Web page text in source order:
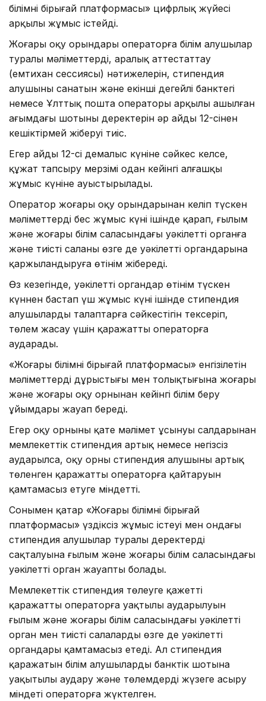
білімнің бірыңғай платформасы» цифрлық жүйесі
арқылы жұмыс істейді.
Жоғары оқу орындары операторға білім алушылар
туралы мәліметтерді, аралық аттестаттау
(емтихан сессиясы) нәтижелерін, стипендия
алушының санатын және екінші деңгейлі банктегі
немесе Ұлттық пошта операторы арқылы ашылған
ағымдағы шотының деректерін әр айдың 12-сінен
кешіктірмей жіберуі тиіс.
Егер айдың 12-сі демалыс күніне сәйкес келсе,
құжат тапсыру мерзімі одан кейінгі алғашқы
жұмыс күніне ауыстырылады.
Оператор жоғары оқу орындарынан келіп түскен
мәліметтерді бес жұмыс күні ішінде қарап, ғылым
және жоғары білім саласындағы уәкілетті органға
және тиісті саланың өзге де уәкілетті органдарына
қаржыландыруға өтінім жібереді.
Өз кезегінде, уәкілетті органдар өтінім түскен
күннен бастап үш жұмыс күні ішінде стипендия
алушылардың талаптарға сәйкестігін тексеріп,
төлем жасау үшін қаражатты операторға
аударады.
«Жоғары білімнің бірыңғай платформасы» енгізілетін
мәліметтердің дұрыстығы мен толықтығына жоғары
және жоғары оқу орнынан кейінгі білім беру
ұйымдары жауап береді.
Егер оқу орнының қате мәлімет ұсынуы салдарынан
мемлекеттік стипендия артық немесе негізсіз
аударылса, оқу орны стипендия алушының артық
төленген қаражатты операторға қайтаруын
қамтамасыз етуге міндетті.
Сонымен қатар «Жоғары білімнің бірыңғай
платформасы» үздіксіз жұмыс істеуі мен ондағы
стипендия алушылар туралы деректердің
сақталуына ғылым және жоғары білім саласындағы
уәкілетті орган жауапты болады.
Мемлекеттік стипендия төлеуге қажетті
қаражаттың операторға уақтылы аударылуын
ғылым және жоғары білім саласындағы уәкілетті
орган мен тиісті салалардың өзге де уәкілетті
органдары қамтамасыз етеді. Ал стипендия
қаражатын білім алушылардың банктік шотына
уақытылы аудару және төлемдерді жүзеге асыру
міндеті операторға жүктелген.